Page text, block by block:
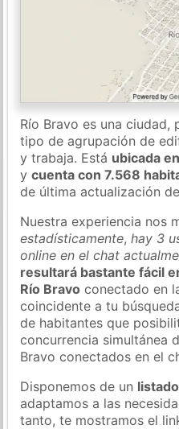
Río Bravo es una
tipo de agrupación de
y trabaja. Está ubicada
ycuenta con 7.568
de última actualización
Nuestra experiencia nos
estadísticamente,hay 3
online en el chat
resultará bastante fácil
Río Bravo conectado en
coincidente a tu
de habitantes que
concurrencia simultánea
Bravo conectados en el
Disponemos de un
adaptamos a las
tanto, te mostramos el